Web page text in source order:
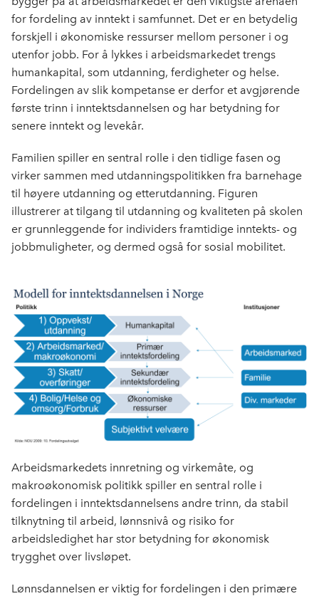
for fordeling av inntekt i samfunnet. Det er en betydelig
forskjell i økonomiske ressurser mellom personer i og
utenfor jobb. For å lykkes i arbeidsmarkedet trengs
humankapital, som utdanning, ferdigheter og helse.
Fordelingen av slik kompetanse er derfor et avgjørende
første trinn i inntektsdannelsen og har betydning for
senere inntekt og levekår.
Familien spiller en sentral rolle i den tidlige fasen og
virker sammen med utdanningspolitikken fra barnehage
til høyere utdanning og etterutdanning. Figuren
illustrerer at tilgang til utdanning og kvaliteten på skolen
er grunnleggende for individers framtidige inntekts- og
jobbmuligheter, og dermed også for sosial mobilitet.
Arbeidsmarkedets innretning og virkemåte, og
makroøkonomisk politikk spiller en sentral rolle i
fordelingen i inntektsdannelsens andre trinn, da stabil
tilknytning til arbeid, lønnsnivå og risiko for
arbeidsledighet har stor betydning for økonomisk
trygghet over livsløpet.
Lønnsdannelsen er viktig for fordelingen i den primære